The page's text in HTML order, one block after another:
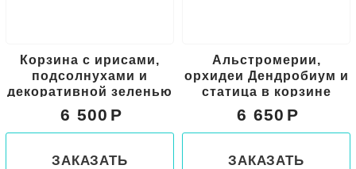
Корзина с ирисами,
подсолнухами и
декоративной зеленью
6 500
ЗАКАЗАТЬ
Альстромерии,
орхидеи Дендробиум и
статица в корзине
6 650
ЗАКАЗАТЬ